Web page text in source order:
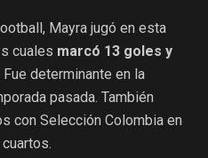
Mayra jugó en esta
cuales marcó 13 goles y
Fue determinante en la
pasada. También
con Selección Colombia en